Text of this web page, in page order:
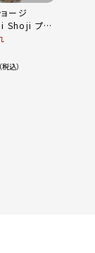
ージ
Shoji プリ
ノースリ
ュ 0